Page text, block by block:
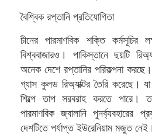
বৈশ্বিক রপ্তানি প্রতিযোগিতা
চীনের পারমাণবিক শক্তি
বিশ্ববাজারও। পাকিস্তানে ছয়টি
অনেক দেশে রপ্তানির পরিকল্পনা
গ্যাস কুলড রিঅ্যাক্টর তৈরি করেছে। যা
শিল্পে তাপ সরবরাহ করতে পারে।
পারমাণবিক জ্বালানি
দেশটিতে পর্যাপ্ত ইউরেনিয়াম মজুত নেই।